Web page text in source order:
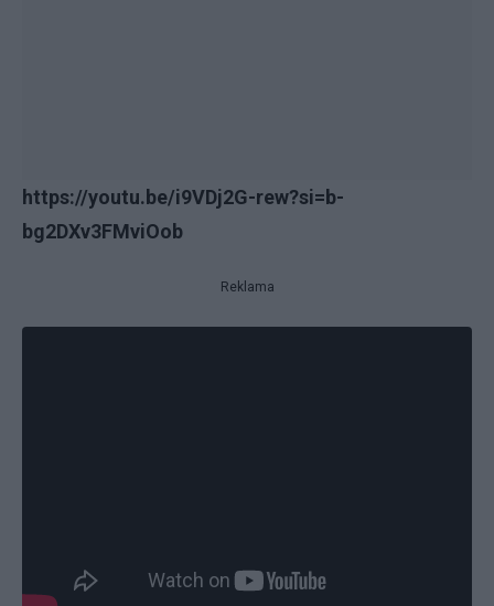
https://youtu.be/i9VDj2G-rew?si=b-
bg2DXv3FMviOob
Reklama